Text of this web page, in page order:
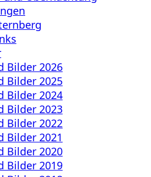
Bilder 2026
Bilder 2025
Bilder 2024
Bilder 2023
Bilder 2022
Bilder 2021
Bilder 2020
Bilder 2019